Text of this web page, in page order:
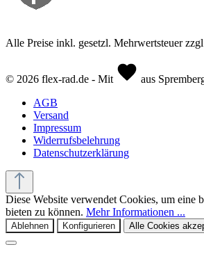
Alle Preise inkl. gesetzl. Mehrwertsteuer
© 2026 flex-rad.de - Mit
aus
AGB
Versand
Impressum
Widerrufsbelehrung
Datenschutzerklärung
Diese Website verwendet Cookies, um eine
bieten zu können. Mehr Informationen ...
Ablehnen Konfigurieren Alle Cookies